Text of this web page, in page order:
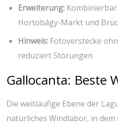
Erweiterung:
Hortobágy-Markt ⁢und
Hinweis: Fotoverstecke
⁣reduziert Störungen
Gallocanta: Beste
Die weitläufige ‌Ebene der
natürliches Windlabor, in dem